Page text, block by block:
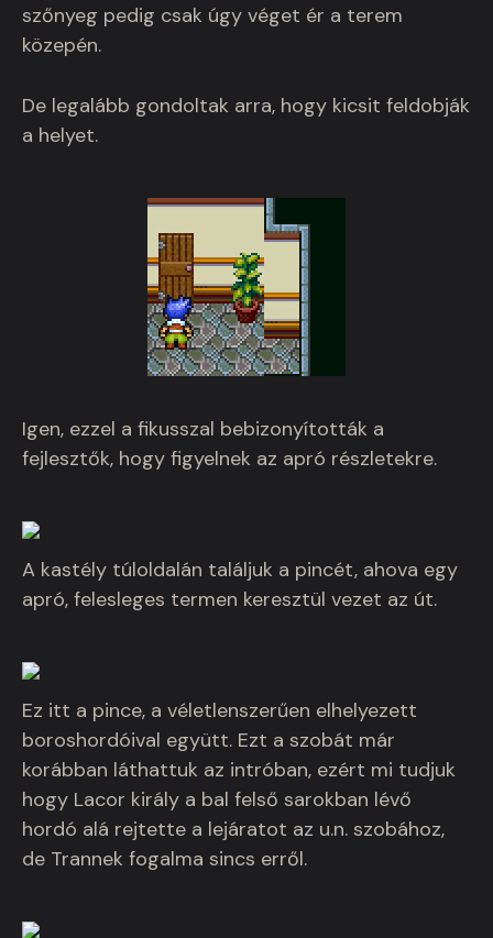
szőnyeg pedig csak úgy véget ér a terem
közepén.
De legalább gondoltak arra, hogy kicsit feldobják
a helyet.
Igen, ezzel a fikusszal bebizonyították a
fejlesztők, hogy figyelnek az apró részletekre.
A kastély túloldalán találjuk a pincét, ahova egy
apró, felesleges termen keresztül vezet az út.
Ez itt a pince, a véletlenszerűen elhelyezett
boroshordóival együtt. Ezt a szobát már
korábban láthattuk az intróban, ezért mi tudjuk
hogy Lacor király a bal felső sarokban lévő
hordó alá rejtette a lejáratot az u.n. szobához,
de Trannek fogalma sincs erről.